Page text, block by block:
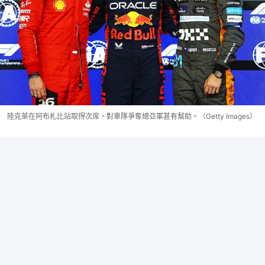
陸克萊在阿布札比站取得次席，對車隊爭奪總亞軍甚有幫助。（Getty Images）